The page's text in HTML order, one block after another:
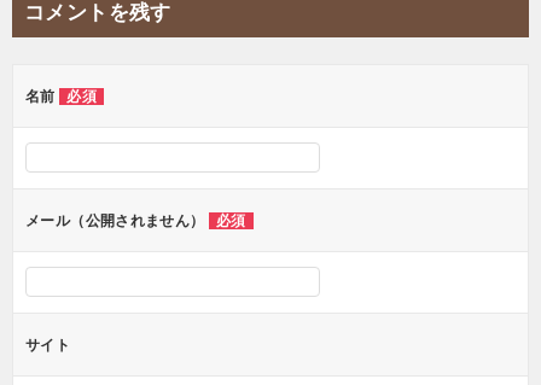
ー
ョ
コメントを残す
名前 必須
メール（公開されません） 必須
サイト